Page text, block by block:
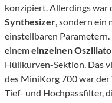
konzipiert. Allerdings war
Synthesizer, sondern ein
einstellbaren
einemeinzelnen
Hüllkurven-Sektion. Das
des MiniKorg 700 war der
Tief- und Hochpassfilter,